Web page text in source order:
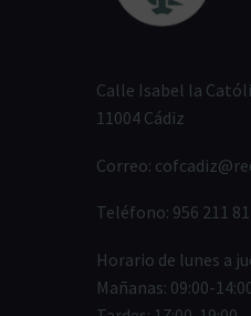
Calle Isabel la
11004 Cádiz
Correo:
Teléfono: 956 211
Horario de lunes a
Mañanas: 09:00-